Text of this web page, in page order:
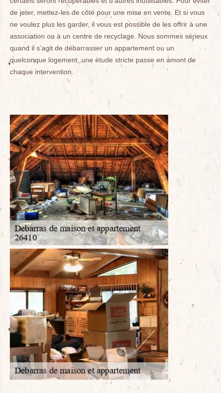
de jeter, mettez-les de côté pour une mise en vente. Et si vous
ne voulez plus les garder, il vous est possible de les offrir à une
association ou à un centre de recyclage. Nous sommes sérieux
quand il s’agit de débarrasser un appartement ou un
quelconque logement, une étude stricte passe en amont de
chaque intervention.